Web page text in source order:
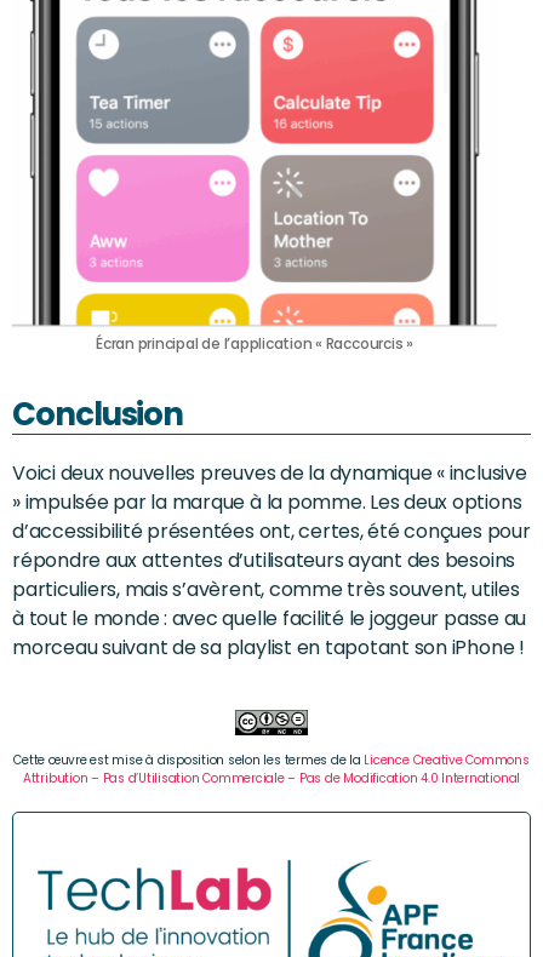
Écran principal de l’application « Raccourcis »
Conclusion
Voici deux nouvelles preuves de la dynamique « inclusive
» impulsée par la marque à la pomme. Les deux options
d’accessibilité présentées ont, certes, été conçues pour
répondre aux attentes d’utilisateurs ayant des besoins
particuliers, mais s’avèrent, comme très souvent, utiles
à tout le monde : avec quelle facilité le joggeur passe au
morceau suivant de sa playlist en tapotant son iPhone !
Cette œuvre est mise à disposition selon les termes de la Licence Creative Commons
Attribution – Pas d’Utilisation Commerciale – Pas de Modification 4.0 International